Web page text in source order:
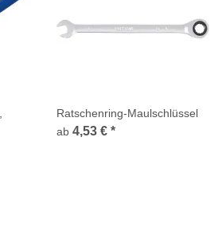
Ratschenring-Maulschlüssel
ab 4,53 € *